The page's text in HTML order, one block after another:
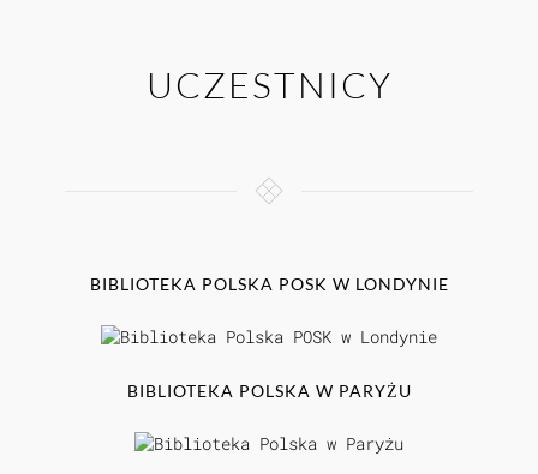
UCZESTNICY
BIBLIOTEKA POLSKA POSK W LONDYNIE
BIBLIOTEKA POLSKA W PARYŻU